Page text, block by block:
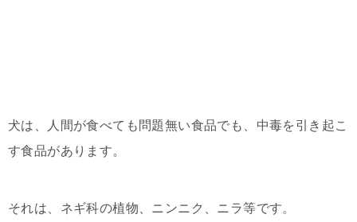
犬は、人間が食べても問題無い食品でも、中毒を引き起こ
す食品があります。
それは、ネギ科の植物、ニンニク、ニラ等です。